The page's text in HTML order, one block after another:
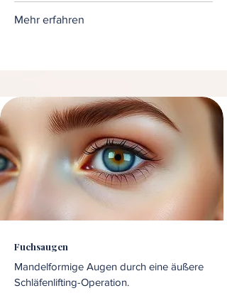
Mehr erfahren
Fuchsaugen
Mandelformige Augen durch eine äußere
Schläfenlifting-Operation.